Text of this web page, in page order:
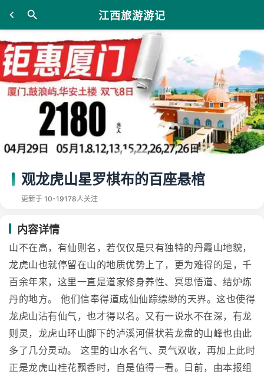
江西旅游游记
观龙虎山星罗棋布的百座悬棺
更新于 10-19178人关注
内容详情
山不在高，有仙则名，若仅仅是只有独特的丹霞山地貌，
龙虎山也就停留在山的地质优势上了，更为难得的是，千
百余年来，这里一直是道家修身养性、冥思悟道、结炉炼
丹的地方。 他们信奉得道成仙仙踪缥缈的天界。这也使得
龙虎山沾有仙气，也才得以名。又有一说水不在深，有龙
则灵，龙虎山环山脚下的泸溪河借状若龙盘的山峰也由此
多了几分灵动。 这里的山水名气、灵气双收，再加上此时
正是龙虎山桂花飘香时，自是值得一看。日前，由本报组